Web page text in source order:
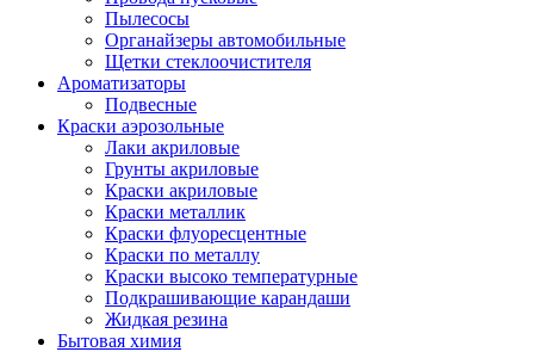
Пылесосы
Органайзеры автомобильные
Щетки стеклоочистителя
Ароматизаторы
Подвесные
Краски аэрозольные
Лаки акриловые
Грунты акриловые
Краски акриловые
Краски металлик
Краски флуоресцентные
Краски по металлу
Краски высоко температурные
Подкрашивающие карандаши
Жидкая резина
Бытовая химия